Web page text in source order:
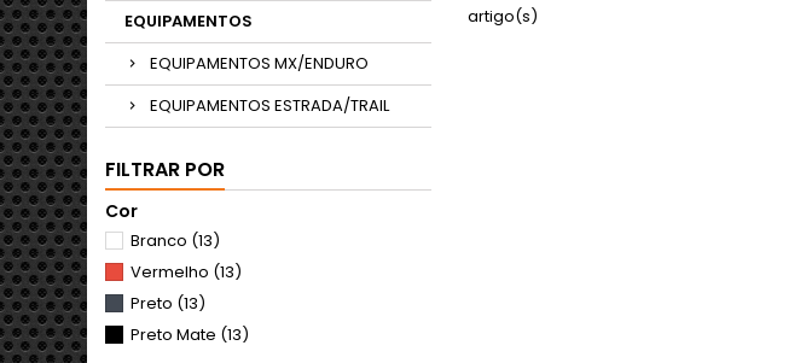
EQUIPAMENTOS
EQUIPAMENTOS MX/ENDURO
EQUIPAMENTOS ESTRADA/TRAIL
FILTRAR POR
Cor
Branco (13)
Vermelho (13)
Preto (13)
Preto Mate (13)
artigo(s)